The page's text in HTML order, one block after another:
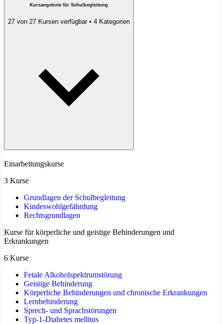
Kursangebote für Schulbegleitung
27 von 27 Kursen verfügbar • 4 Kategorien
Einarbeitungskurse
3 Kurse
Grundlagen der Schulbegleitung
Kindeswohlgefährdung
Rechtsgrundlagen
Kurse für körperliche und geistige Behinderungen und
Erkrankungen
6 Kurse
Fetale Alkoholspektrumstörung
Geistige Behinderung
Körperliche Behinderungen und chronische Erkrankungen
Lernbehinderung
Sprech- und Sprachstörungen
Typ-1-Diabetes mellitus